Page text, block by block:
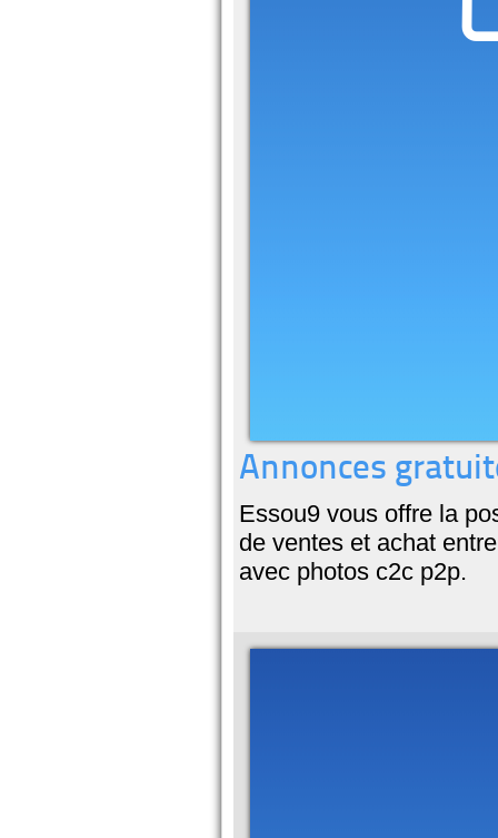
Annonces
Essou9 vous offre la
de ventes et achat
avec photos c2c p2p.